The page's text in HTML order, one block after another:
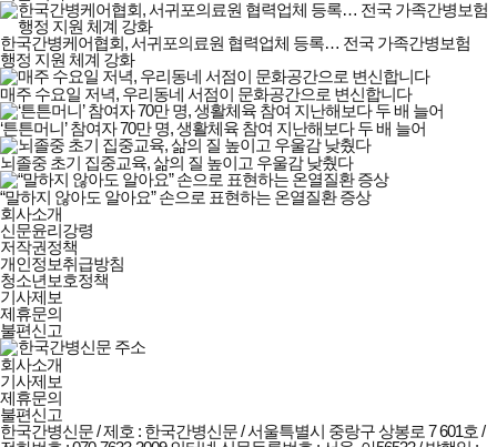
한국간병케어협회, 서귀포의료원 협력업체 등록… 전국 가족간병보험
행정 지원 체계 강화
매주 수요일 저녁, 우리동네 서점이 문화공간으로 변신합니다
‘튼튼머니’ 참여자 70만 명, 생활체육 참여 지난해보다 두 배 늘어
뇌졸중 초기 집중교육, 삶의 질 높이고 우울감 낮췄다
“말하지 않아도 알아요” 손으로 표현하는 온열질환 증상
한국간병신문
회사소개
및
정책안내
회사소개
신문윤리강령
저작권정책
개인정보취급방침
청소년보호정책
기사제보
제휴문의
불편신고
회사소개
기사제보
제휴문의
불편신고
한국간병신문 / 제호 : 한국간병신문 /서울특별시 중랑구 상봉로 7 601호 /